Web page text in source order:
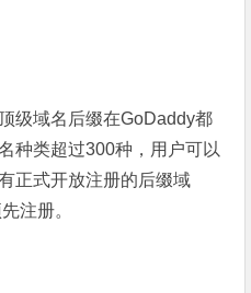
级域名后缀在GoDaddy都
种类超过300种，用户可以
正式开放注册的后缀域
注册。